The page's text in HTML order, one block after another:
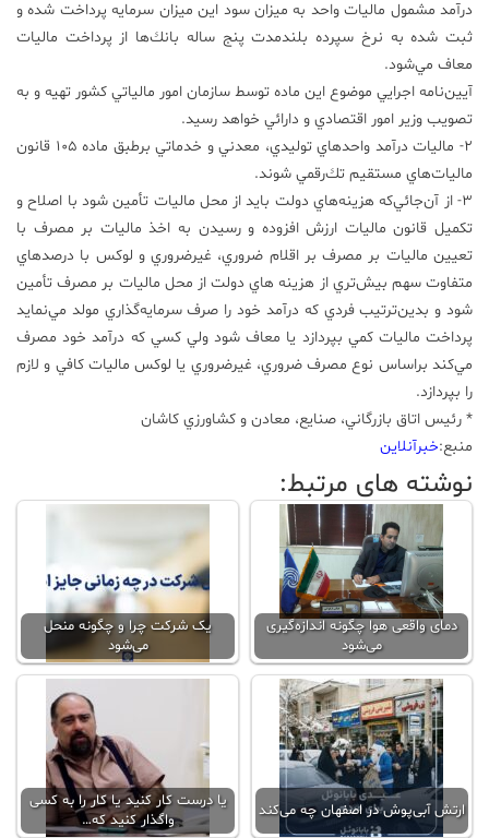
درآمد مشمول ماليات واحد به ميزان سود اين ميزان سرمايه پرداخت شده و
ثبت شده به نرخ سپرده بلندمدت پنج ساله بانك‌ها از پرداخت ماليات
معاف مي‌شود.
آيين‌نامه اجرايي موضوع اين ماده توسط سازمان امور مالياتي كشور تهيه و به
تصويب وزير امور اقتصادي و دارائي خواهد رسيد.
2- ماليات درآمد واحدهاي توليدي، معدني و خدماتي برطبق ماده 105 قانون
ماليات‌هاي مستقيم تك‌رقمي شوند.
3- از آن‌جائي‌كه هزينه‌هاي دولت بايد از محل ماليات تأمين شود با اصلاح و
تكميل قانون ماليات ارزش افزوده و رسيدن به اخذ ماليات بر مصرف با
تعيين ماليات بر مصرف بر اقلام ضروري، غيرضروري و لوكس با درصدهاي
متفاوت سهم بيش‌تري از هزينه هاي دولت از محل ماليات بر مصرف تأمين
شود و بدين‌ترتيب فردي كه درآمد خود را صرف سرمايه‌گذاري مولد مي‌نمايد
پرداخت ماليات كمي بپردازد يا معاف شود ولي كسي كه درآمد خود مصرف
مي‌كند براساس نوع مصرف ضروري، غيرضروري يا لوكس ماليات كافي و لازم
را بپردازد.
* رئيس اتاق بازرگاني، صنايع، معادن و كشاورزي كاشان
منبع:خبرآنلاین
نوشته های مرتبط:
دمای واقعی هوا چگونه اندازه‌گیری
می‌شود
یک شرکت چرا و چگونه منحل
می‌شود
ارتش آبی‌پوش در اصفهان چه می‌کند
یا درست کار کنید یا کار را به کسی
واگذار کنید که…